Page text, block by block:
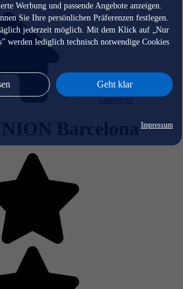
Werbung und passende Angebote anzeigen.
Sie Ihre persönlichen Präferenzen festlegen.
jederzeit möglich. Mit dem Klick auf „Nur
werden lediglich technisch notwendige Cookies
Geht klar
Impressum
Startseite
Barcelona